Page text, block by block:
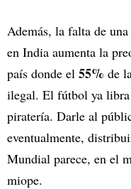
Además, la falta de
en India aumenta la
país donde el 55% de
ilegal. El fútbol ya libra
piratería. Darle al
eventualmente,
Mundial parece, en el
miope.